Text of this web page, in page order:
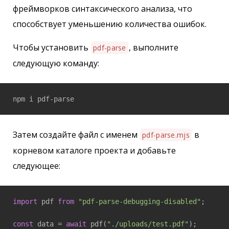
фреймворков синтаксического анализа, что
способствует уменьшению количества ошибок.
Чтобы установить pdf-parse , выполните
следующую команду:
npm i pdf-parse
Затем создайте файл с именем pdf-parse.mjs в
корневом каталоге проекта и добавьте
следующее:
import pdf from "pdf-parse-debugging-disabled" ;
const data = await pdf( "./uploads/test.pdf"